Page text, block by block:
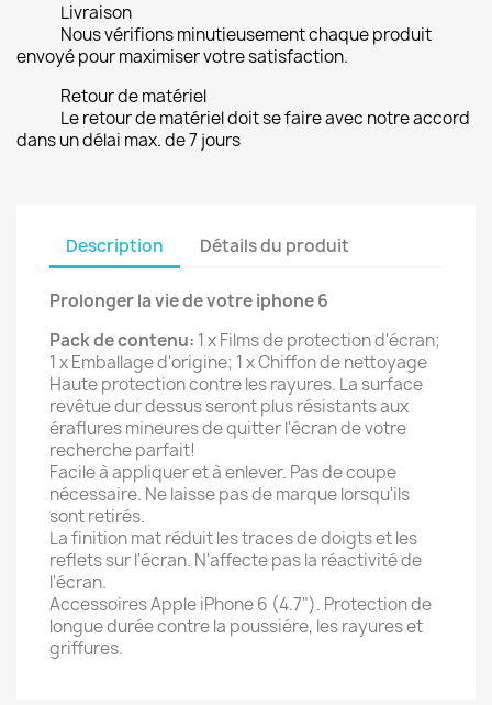
Livraison
Nous vérifions minutieusement chaque produit
envoyé pour maximiser votre satisfaction.
Retour de matériel
Le retour de matériel doit se faire avec notre accord
dans un délai max. de 7 jours
Description Détails du produit
Prolonger la vie de votre iphone 6
Pack de contenu: 1 x Films de protection d'écran;
1 x Emballage d'origine; 1 x Chiffon de nettoyage
Haute protection contre les rayures. La surface
revêtue dur dessus seront plus résistants aux
éraflures mineures de quitter l'écran de votre
recherche parfait!
Facile à appliquer et à enlever. Pas de coupe
nécessaire. Ne laisse pas de marque lorsqu'ils
sont retirés.
La finition mat réduit les traces de doigts et les
reflets sur l'écran. N'affecte pas la réactivité de
l'écran.
Accessoires Apple iPhone 6 (4.7"). Protection de
longue durée contre la poussiére, les rayures et
griffures.